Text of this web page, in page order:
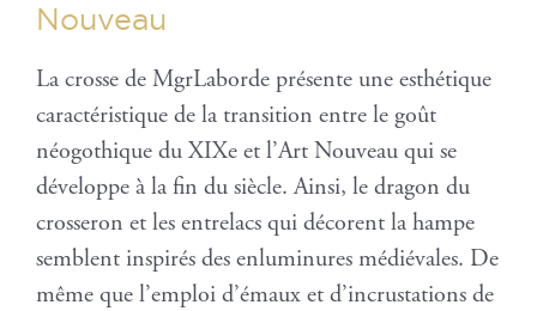
Nouveau
La crosse de MgrLaborde présente une esthétique
caractéristique de la transition entre le goût
néogothique du XIXe et l’Art Nouveau qui se
développe à la fin du siècle. Ainsi, le dragon du
crosseron et les entrelacs qui décorent la hampe
semblent inspirés des enluminures médiévales. De
même que l’emploi d’émaux et d’incrustations de